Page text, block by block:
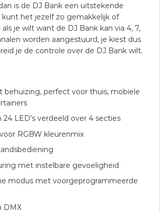
is de DJ Bank een uitstekende
het jezelf zo gemakkelijk of
je wilt want de DJ Bank kan via 4, 7,
worden aangestuurd, je kiest dus
je de controle over de DJ Bank wilt.
behuizing, perfect voor thuis, mobiele
24 LED’s verdeeld over 4 secties
voor RGBW kleurenmix
met instelbare gevoeligheid
modus met voorgeprogrammeerde
DMX